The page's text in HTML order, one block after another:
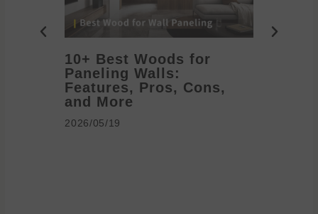
10+ Best Woods for
Paneling Walls:
Features, Pros, Cons,
and More
2026/05/19